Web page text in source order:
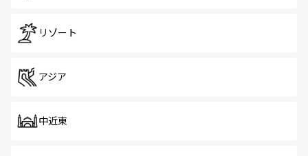
リゾート
アジア
中近東